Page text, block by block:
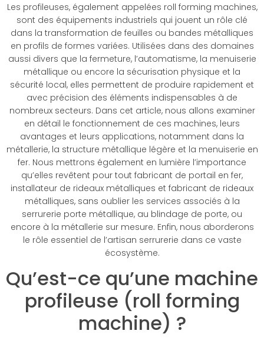
Les profileuses, également appelées roll forming machines,
sont des équipements industriels qui jouent un rôle clé
dans la transformation de feuilles ou bandes métalliques
en profils de formes variées. Utilisées dans des domaines
aussi divers que la fermeture, l’automatisme, la menuiserie
métallique ou encore la sécurisation physique et la
sécurité local, elles permettent de produire rapidement et
avec précision des éléments indispensables à de
nombreux secteurs. Dans cet article, nous allons examiner
en détail le fonctionnement de ces machines, leurs
avantages et leurs applications, notamment dans la
métallerie, la structure métallique légère et la menuiserie en
fer. Nous mettrons également en lumière l’importance
qu’elles revêtent pour tout fabricant de portail en fer,
installateur de rideaux métalliques et fabricant de rideaux
métalliques, sans oublier les services associés à la
serrurerie porte métallique, au blindage de porte, ou
encore à la métallerie sur mesure. Enfin, nous aborderons
le rôle essentiel de l’artisan serrurerie dans ce vaste
écosystème.
Qu’est-ce qu’une machine
profileuse (roll forming
machine) ?